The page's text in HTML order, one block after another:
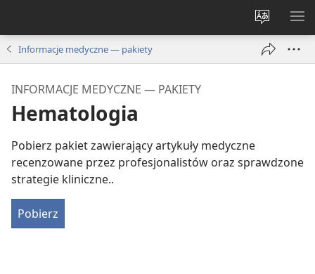
Wybór
języka
Informacje medyczne — pakiety
INFORMACJE MEDYCZNE — PAKIETY
Hematologia
Pobierz pakiet zawierający artykuły medyczne
recenzowane przez profesjonalistów oraz sprawdzone
strategie kliniczne..
Pobierz